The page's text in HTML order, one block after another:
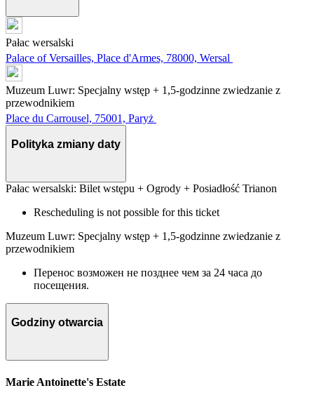
Pałac wersalski
Palace of Versailles, Place d'Armes, 78000, Wersal
Muzeum Luwr: Specjalny wstęp + 1,5-godzinne zwiedzanie z
przewodnikiem
Place du Carrousel, 75001, Paryż
Polityka zmiany daty
Pałac wersalski: Bilet wstępu + Ogrody + Posiadłość Trianon
Rescheduling is not possible for this ticket
Muzeum Luwr: Specjalny wstęp + 1,5-godzinne zwiedzanie z
przewodnikiem
Перенос возможен не позднее чем за 24 часа до
посещения.
Godziny otwarcia
Marie Antoinette's Estate